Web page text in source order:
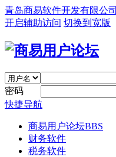
青岛商易软件开发有限公司
开启辅助访问 切换到宽版
密码
快捷导航
商易用户论坛BBS
财务软件
税务软件